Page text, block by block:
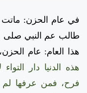
في عام الحزن: ماتت
طالب عم النبي صلى
هذا العام: عام
هذه الدنيا دار
فرح، فمن عرفها لم